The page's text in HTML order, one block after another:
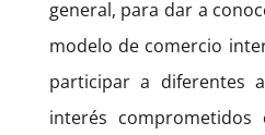
general, para dar a
modelo de comercio
participar a diferentes
interés